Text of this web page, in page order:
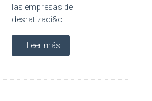
las empresas de
desratizaci&o...
... Leer más.